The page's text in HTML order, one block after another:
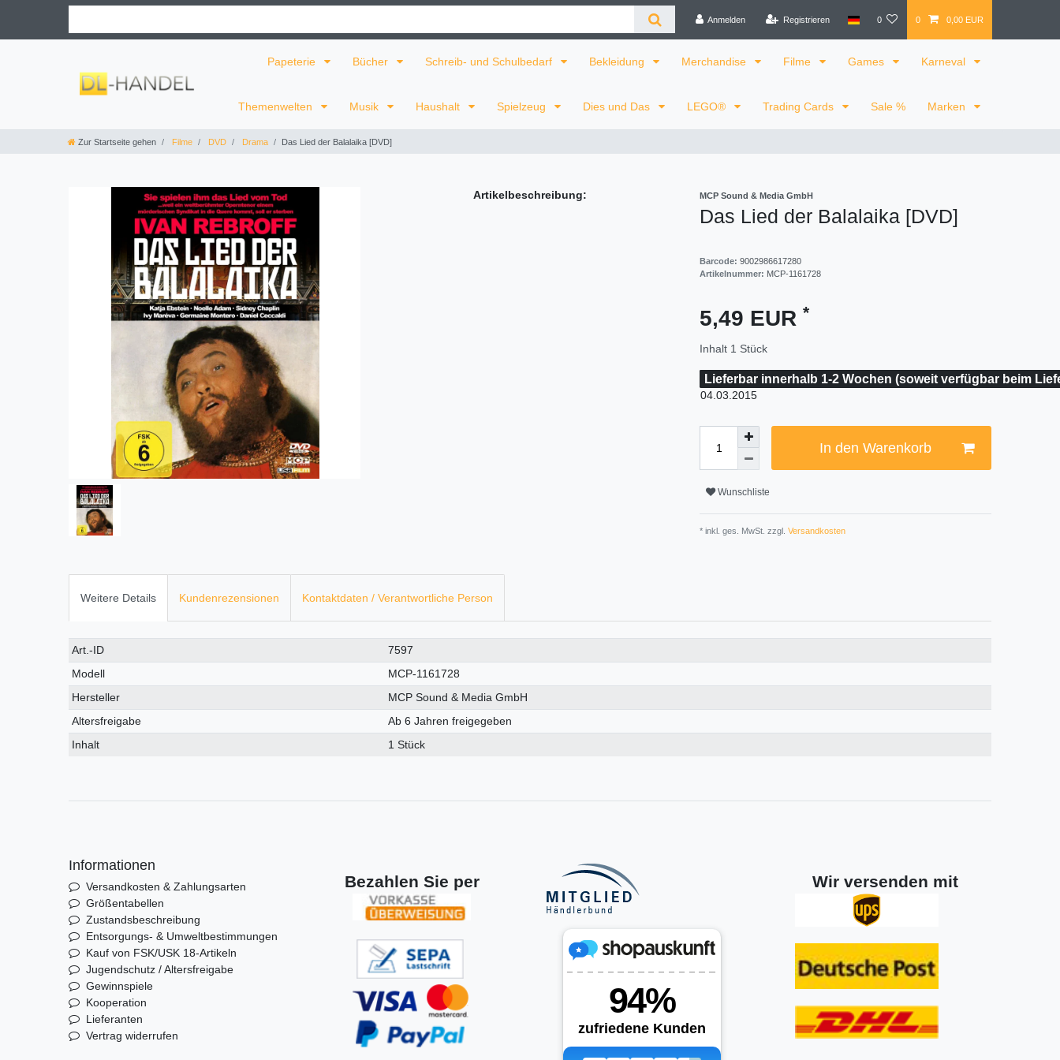
Anmelden Registrieren 0 0 0,00 EUR
Papeterie Bücher Schreib- und Schulbedarf Bekleidung Merchandise Filme Games Karneval
Themenwelten Musik Haushalt Spielzeug Dies und Das LEGO® Trading Cards Sale % Marken
Zur Startseite gehen Filme DVD Drama Das Lied der Balalaika [DVD]
Artikelbeschreibung: MCP Sound & Media GmbH
Das Lied der Balalaika [DVD]
Barcode: 9002986617280
Artikelnummer: MCP-1161728
5,49 EUR *
Inhalt 1 Stück
Lieferbar innerhalb 1-2 Wochen (soweit verfügbar beim
04.03.2015
In den Warenkorb
Wunschliste
* inkl. ges. MwSt. zzgl. Versandkosten
Weitere Details Kundenrezensionen Kontaktdaten / Verantwortliche Person
Technisches
Merkmal
Wert
Art.-ID
7597
Modell
MCP-1161728
Hersteller
MCP Sound & Media GmbH
Altersfreigabe
Ab 6 Jahren freigegeben
Inhalt
1 Stück
Informationen
Versandkosten & Zahlungsarten
Größentabellen
Zustandsbeschreibung
Entsorgungs- & Umweltbestimmungen
Kauf von FSK/USK 18-Artikeln
Jugendschutz / Altersfreigabe
Gewinnspiele
Kooperation
Lieferanten
Vertrag widerrufen
Bezahlen Sie per Wir versenden mit